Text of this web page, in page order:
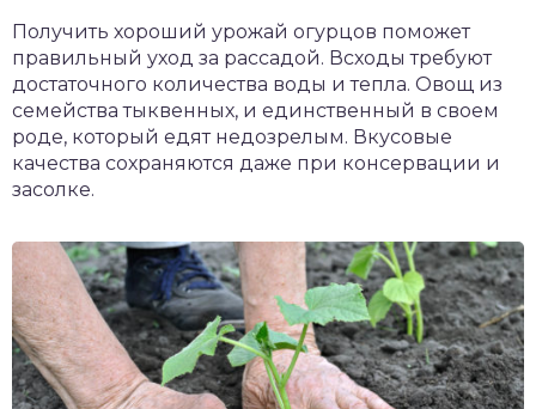
Получить хороший урожай огурцов поможет
правильный уход за рассадой. Всходы требуют
достаточного количества воды и тепла. Овощ из
семейства тыквенных, и единственный в своем
роде, который едят недозрелым. Вкусовые
качества сохраняются даже при консервации и
засолке.
крыши и кровли
и уход